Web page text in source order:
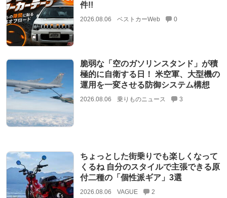
件!!
2026.08.06 ベストカーWeb 0
脆弱な「空のガソリンスタンド」が積
極的に自衛する日！ 米空軍、大型機の
運用を一変させる防御システム構想
2026.08.06 乗りものニュース 3
ちょっとした街乗りでも楽しくなって
くるね 自分のスタイルで主張できる原
付二種の「個性派ギア」3選
2026.08.06 VAGUE 2